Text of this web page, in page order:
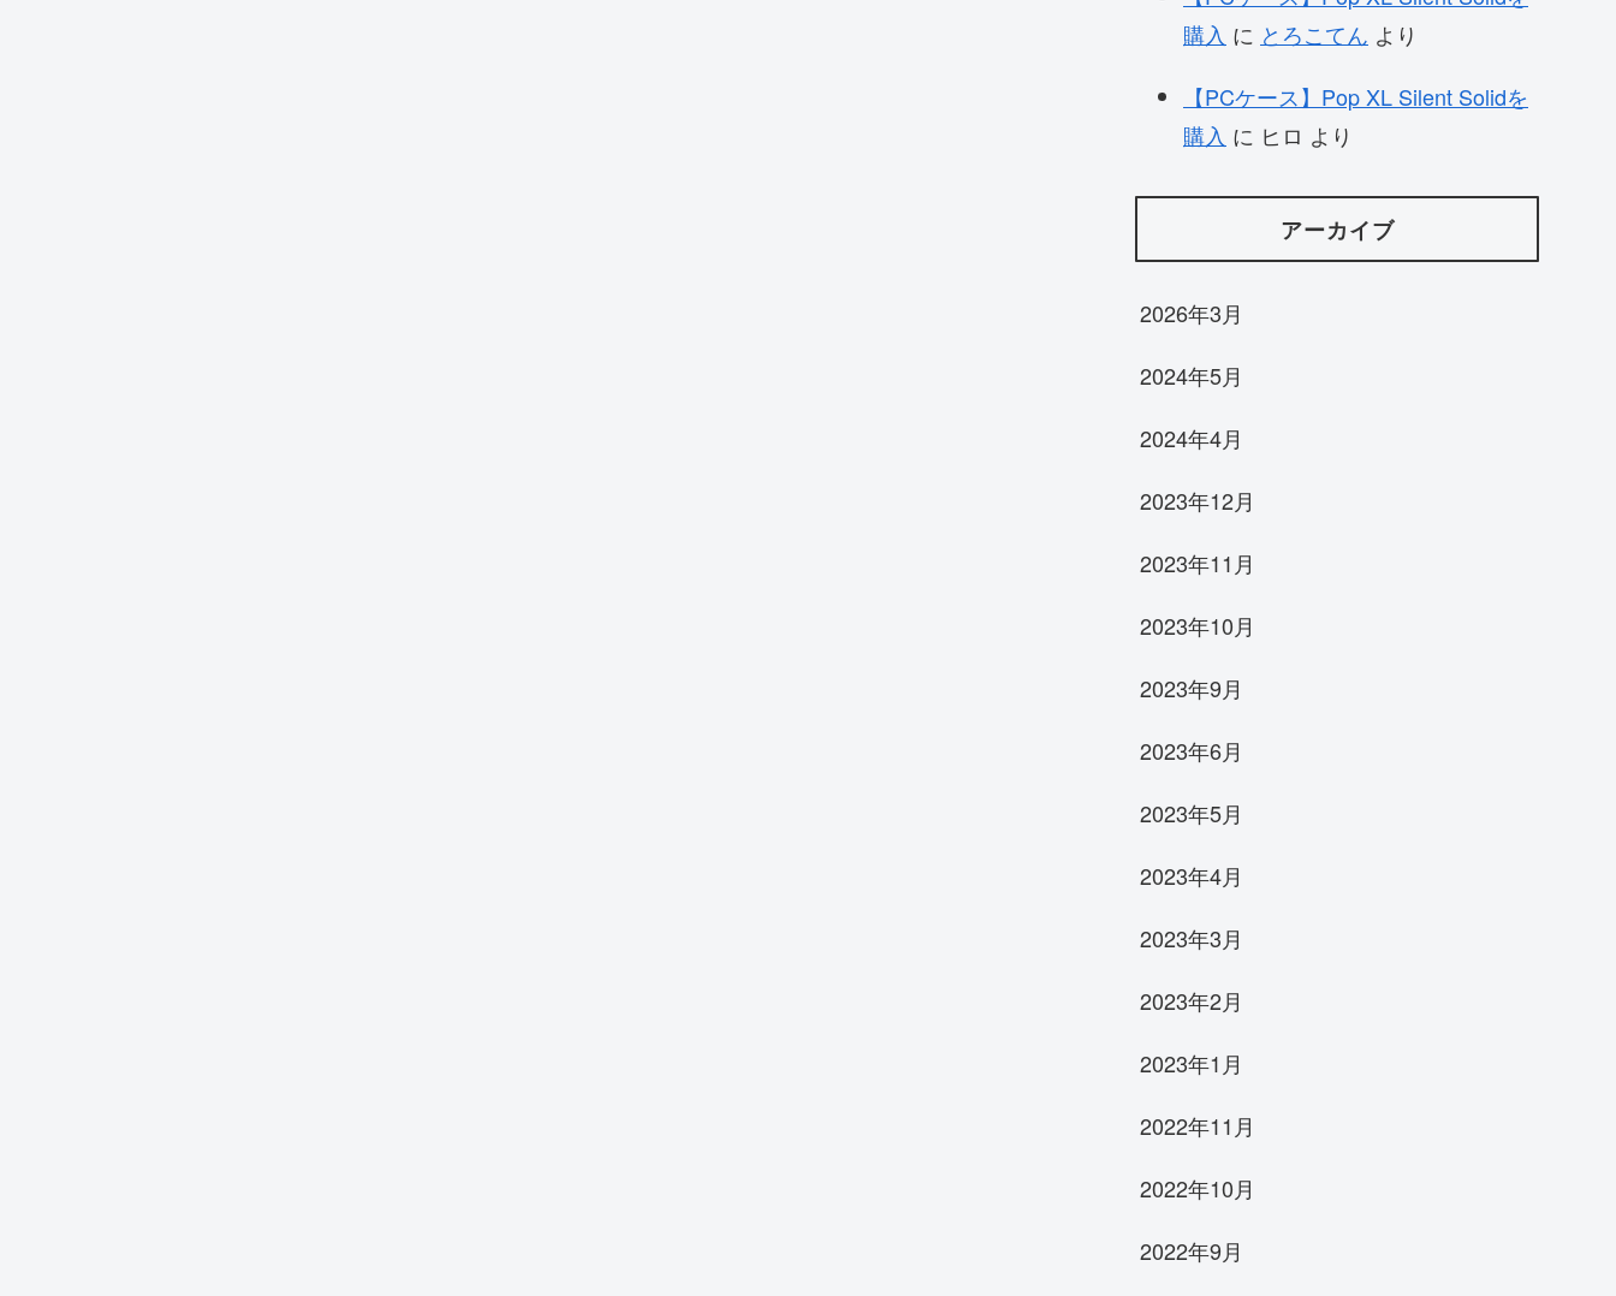
購入 に とろこてん より
【PCケース】Pop XL Silent Solidを
購入 に ヒロ より
アーカイブ
2026年3月
2024年5月
2024年4月
2023年12月
2023年11月
2023年10月
2023年9月
2023年6月
2023年5月
2023年4月
2023年3月
2023年2月
2023年1月
2022年11月
2022年10月
2022年9月